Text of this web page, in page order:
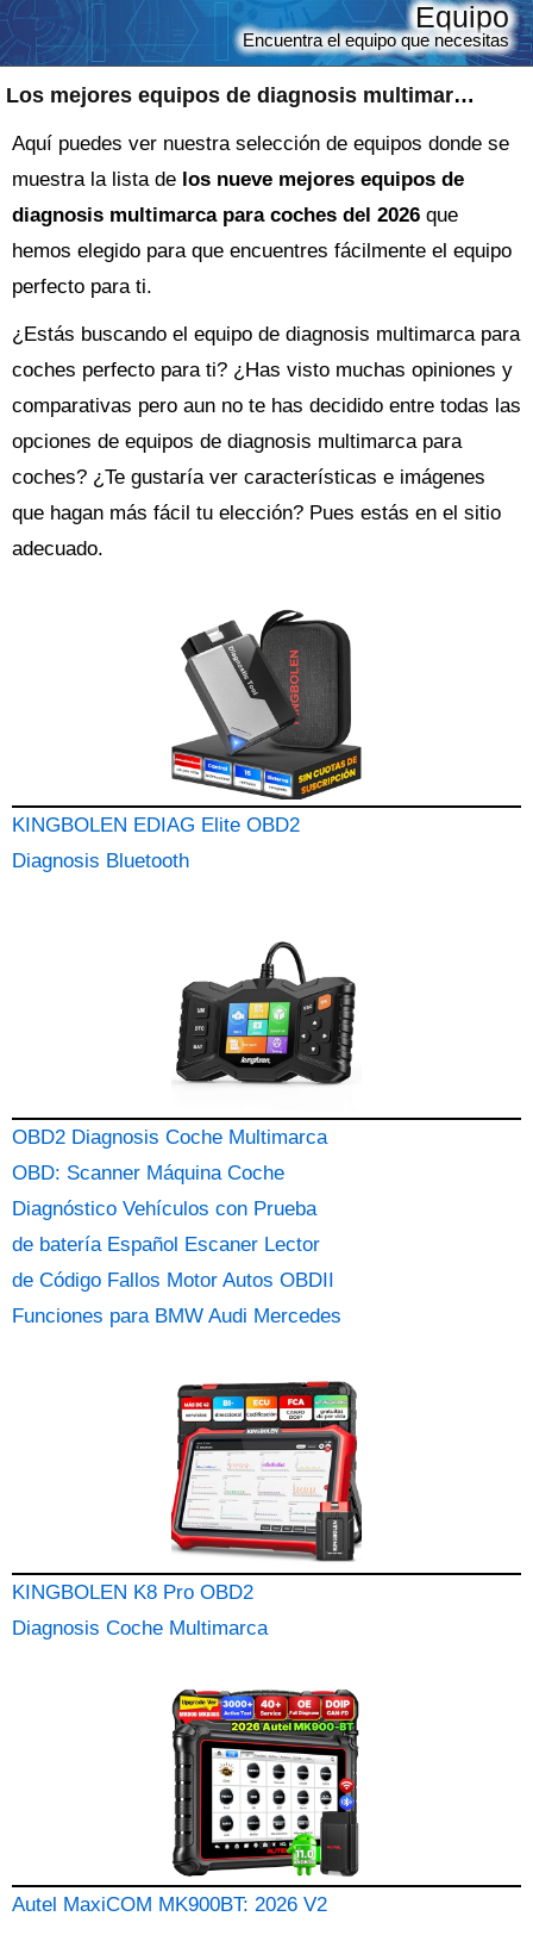
Los mejores equipos de diagnosis multimarca para coches
Equipo
Encuentra el equipo que necesitas
Aquí puedes ver nuestra selección de equipos donde se
muestra la lista de los nueve mejores equipos de
diagnosis multimarca para coches del 2026 que
hemos elegido para que encuentres fácilmente el equipo
perfecto para ti.
¿Estás buscando el equipo de diagnosis multimarca para
coches perfecto para ti? ¿Has visto muchas opiniones y
comparativas pero aun no te has decidido entre todas las
opciones de equipos de diagnosis multimarca para
coches? ¿Te gustaría ver características e imágenes
que hagan más fácil tu elección? Pues estás en el sitio
adecuado.
KINGBOLEN EDIAG Elite OBD2
Diagnosis Bluetooth
OBD2 Diagnosis Coche Multimarca
OBD: Scanner Máquina Coche
Diagnóstico Vehículos con Prueba
de batería Español Escaner Lector
de Código Fallos Motor Autos OBDII
Funciones para BMW Audi Mercedes
KINGBOLEN K8 Pro OBD2
Diagnosis Coche Multimarca
Autel MaxiCOM MK900BT: 2026 V2